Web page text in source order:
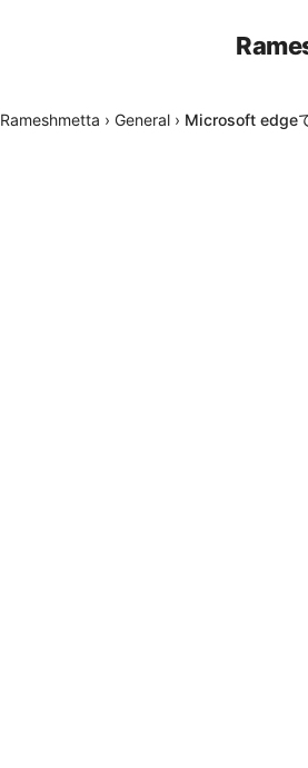
Rameshmetta › General › Microsoft edge